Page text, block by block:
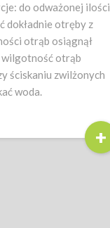
odważonej ilości
dokładnie otręby z
otrąb osiągnął
wilgotność otrąb
ściskaniu zwilżonych
woda.
+